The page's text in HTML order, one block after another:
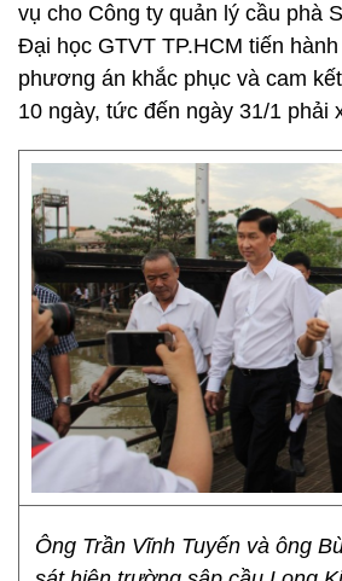
vụ cho Công ty quản lý cầu phà
Đại học GTVT TP.HCM tiến
phương án khắc phục và cam
10 ngày, tức đến ngày 31/1 phải
Ông Trần Vĩnh Tuyến và ông